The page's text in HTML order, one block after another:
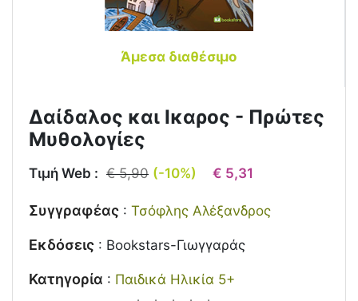
Άμεσα διαθέσιμο
Δαίδαλος και Ικαρος - Πρώτες
Μυθολογίες
Τιμή Web : € 5,90 (-10%) € 5,31
Συγγραφέας : Τσόφλης Αλέξανδρος
Εκδόσεις : Bookstars-Γιωγγαράς
Κατηγορία : Παιδικά Ηλικία 5+